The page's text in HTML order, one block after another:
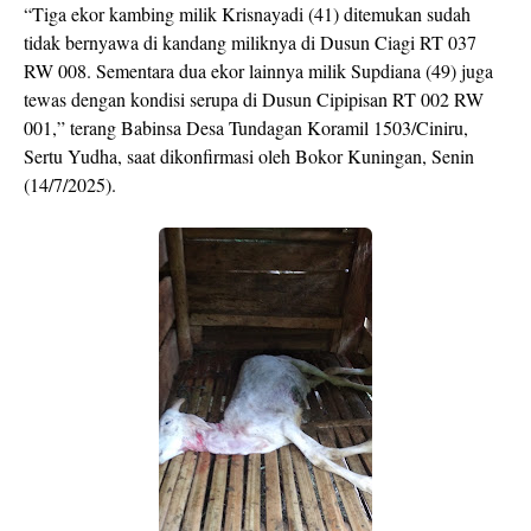
“Tiga ekor kambing milik Krisnayadi (41) ditemukan sudah
tidak bernyawa di kandang miliknya di Dusun Ciagi RT 037
RW 008. Sementara dua ekor lainnya milik Supdiana (49) juga
tewas dengan kondisi serupa di Dusun Cipipisan RT 002 RW
001,” terang Babinsa Desa Tundagan Koramil 1503/Ciniru,
Sertu Yudha, saat dikonfirmasi oleh Bokor Kuningan, Senin
(14/7/2025).